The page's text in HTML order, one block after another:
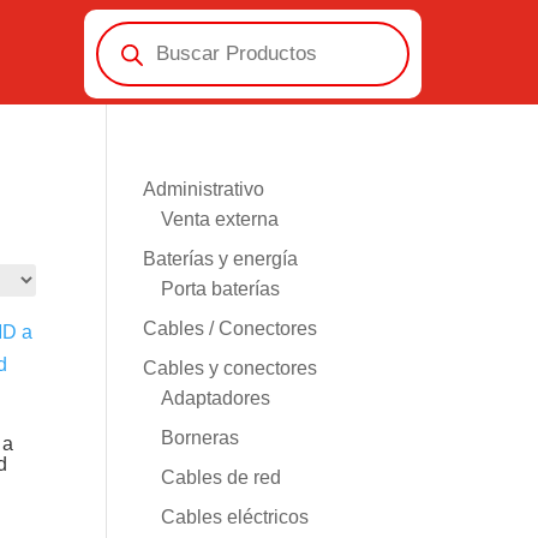
Búsqueda
de
productos
Administrativo
Venta externa
Baterías y energía
Porta baterías
Cables / Conectores
Cables y conectores
Adaptadores
Borneras
Cables de red
Cables eléctricos